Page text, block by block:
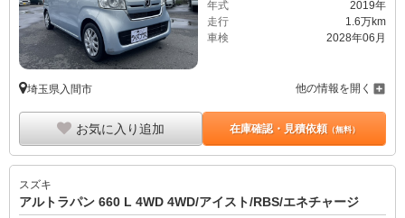
年式
2019年
走行
1.6万km
車検
2028年06月
埼玉県入間市 他の情報を開く
お気に入り追加 在庫確認・見積依頼（無料）
スズキ
アルトラパン 660 L 4WD 4WD/アイスト/RBS/エネチャージ